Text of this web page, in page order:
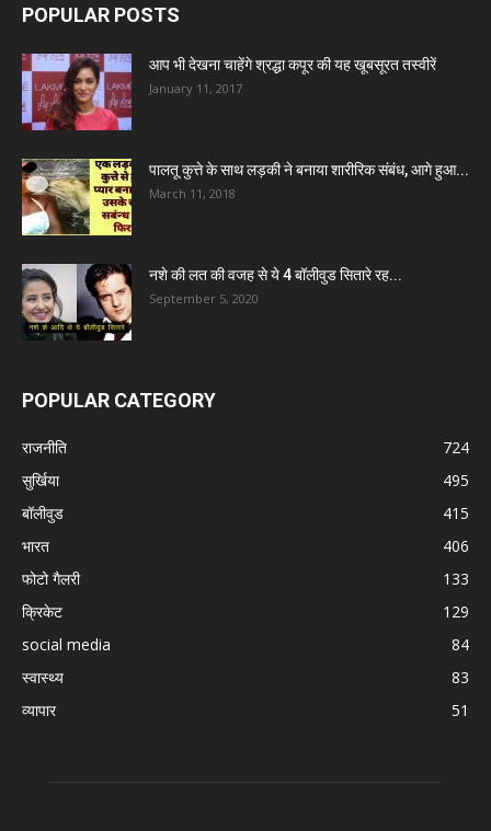
POPULAR POSTS
आप भी देखना चाहेंगे श्रद्धा कपूर की यह खूबसूरत तस्वीरें
January 11, 2017
पालतू कुत्ते के साथ लड़की ने बनाया शारीरिक संबंध, आगे हुआ...
March 11, 2018
नशे की लत की वजह से ये 4 बॉलीवुड सितारे रह...
September 5, 2020
POPULAR CATEGORY
राजनीति
724
सुर्खिया
495
बॉलीवुड
415
भारत
406
फोटो गैलरी
133
क्रिकेट
129
social media
84
स्वास्थ्य
83
व्यापार
51